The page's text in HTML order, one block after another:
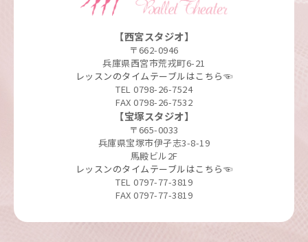
【西宮スタジオ】
〒662-0946
兵庫県西宮市荒戎町6-21
レッスンのタイムテーブルはこちら☜
TEL 0798-26-7524
FAX 0798-26-7532
【宝塚スタジオ】
〒665-0033
兵庫県宝塚市伊孑志3-8-19
馬殿ビル2F
レッスンのタイムテーブルはこちら☜
TEL 0797-77-3819
FAX 0797-77-3819